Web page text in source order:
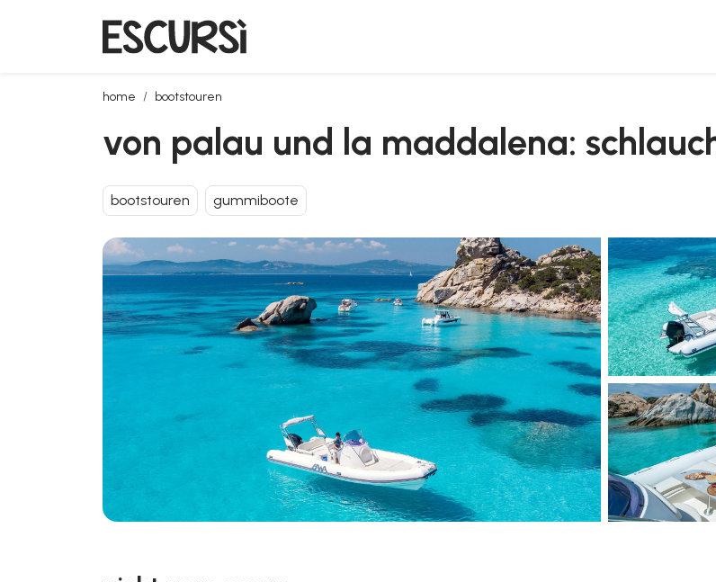
home bootstouren
von palau und la maddalena: schlauchboottour mit aperitif
von palau und la maddalena:
bootstouren gummiboote